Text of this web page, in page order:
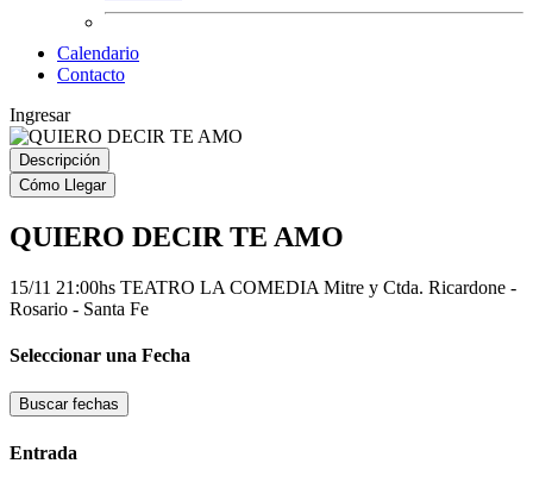
Calendario
Contacto
Ingresar
Descripción
Cómo Llegar
QUIERO DECIR TE AMO
15/11 21:00hs TEATRO LA COMEDIA Mitre y Ctda. Ricardone -
Rosario - Santa Fe
Seleccionar una Fecha
Buscar fechas
Entrada